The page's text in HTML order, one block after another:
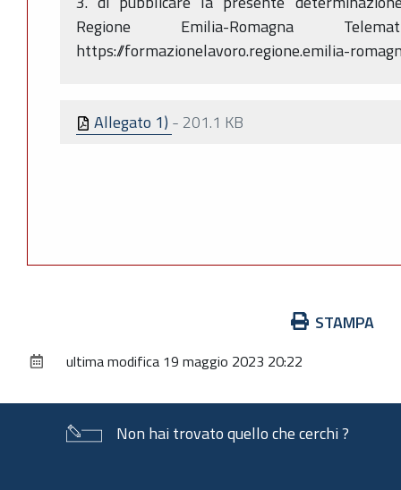
Regione Emilia-Romagna
https://formazionelavoro.regione.emilia-
Allegato 1) - 201.1 KB
documento
STAMPA
ultima modifica 19 maggio 2023 20:22
Non hai trovato quello che cerchi ?